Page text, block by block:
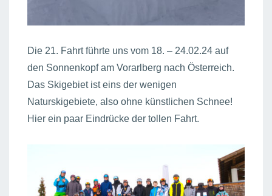
Die 21. Fahrt führte uns vom 18. – 24.02.24 auf
den Sonnenkopf am Vorarlberg nach Österreich.
Das Skigebiet ist eins der wenigen
Naturskigebiete, also ohne künstlichen Schnee!
Hier ein paar Eindrücke der tollen Fahrt.